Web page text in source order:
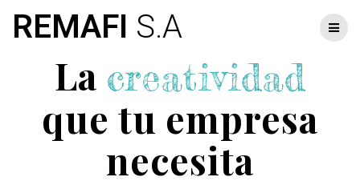
content
REMAFI S.A
La creatividad
que tu empresa
necesita